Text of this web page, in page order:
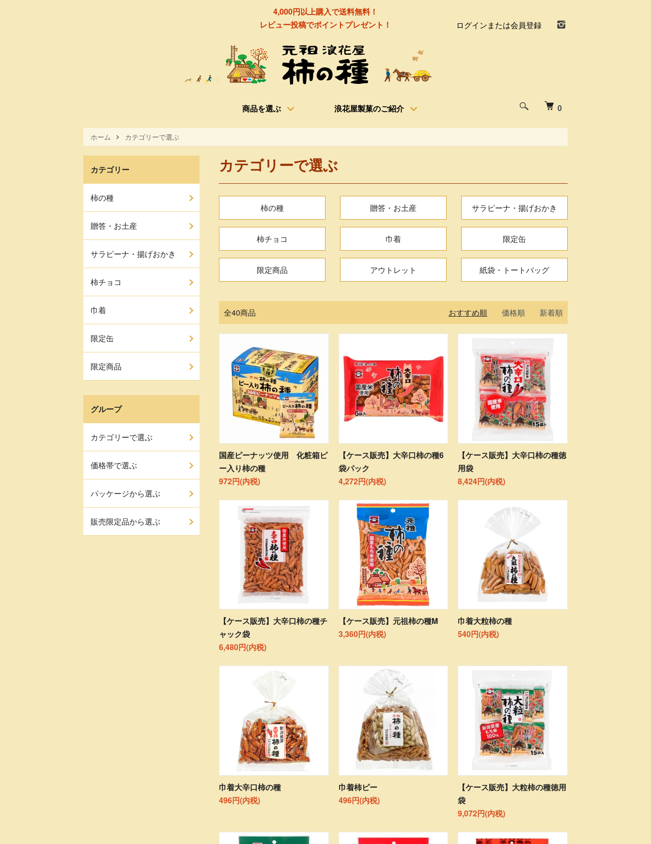
4,000円以上購入で送料無料！
レビュー投稿でポイントプレゼント！
0
商品を選ぶ 浪花屋製菓のご紹介
ログインまたは会員登録
ホーム カテゴリーで選ぶ
カテゴリーで選ぶ
柿の種 贈答・お土産 サラピーナ・揚げおかき
柿チョコ 巾着 限定缶
限定商品 アウトレット 紙袋・トートバッグ
全40商品 おすすめ順 価格順 新着順
国産ピーナッツ使用 化粧箱ピ
ー入り柿の種
972円(内税)
【ケース販売】大辛口柿の種6
袋パック
4,272円(内税)
【ケース販売】大辛口柿の種徳
用袋
8,424円(内税)
【ケース販売】大辛口柿の種チ
ャック袋
6,480円(内税)
【ケース販売】元祖柿の種M
3,360円(内税)
巾着大粒柿の種
540円(内税)
巾着大辛口柿の種
496円(内税)
巾着柿ピー
496円(内税)
【ケース販売】大粒柿の種徳用
袋
9,072円(内税)
カテゴリー
柿の種
贈答・お土産
サラピーナ・揚げおかき
柿チョコ
巾着
限定缶
限定商品
グループ
カテゴリーで選ぶ
価格帯で選ぶ
パッケージから選ぶ
販売限定品から選ぶ